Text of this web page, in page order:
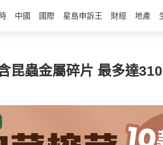
中國 國際 星島申訴王 財經 地產
昆蟲金屬碎片 最多達